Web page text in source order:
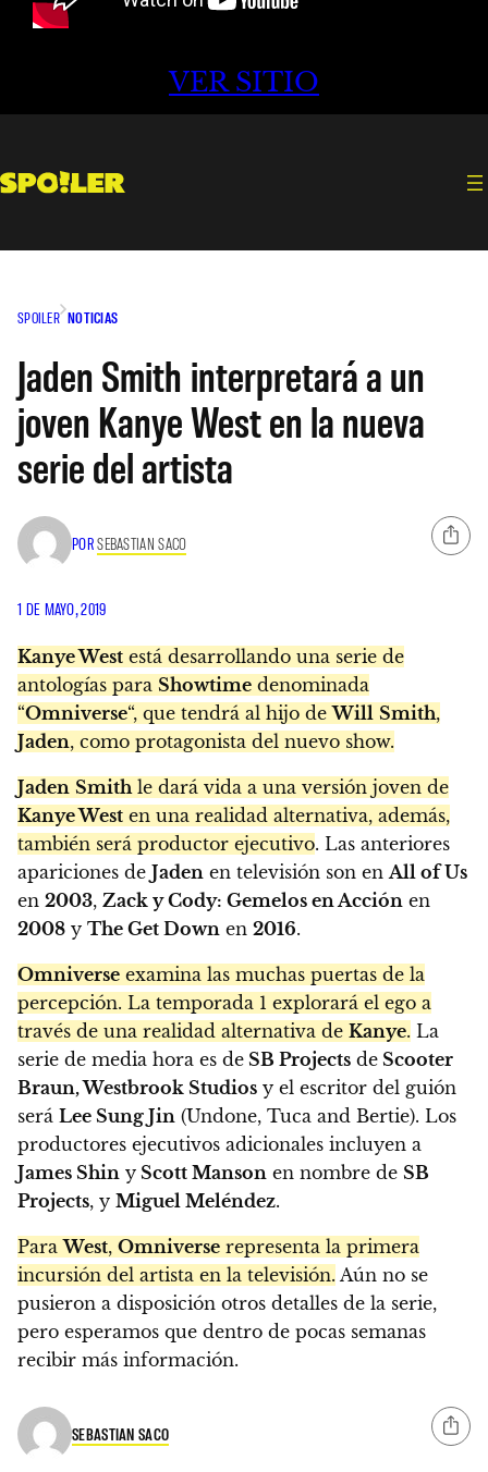
VER SITIO
SPOILER NOTICIAS
Jaden Smith interpretará a un
joven Kanye West en la nueva
serie del artista
PORSEBASTIAN SACO
1 DE MAYO, 2019
Kanye West está desarrollando una serie de
antologías para Showtime denominada
“Omniverse“, que tendrá al hijo deWill Smith,
Jaden, como protagonista del nuevo show.
Jaden Smith le dará vida a una versión joven de
Kanye West en una realidad alternativa, además,
también será productor ejecutivo. Las anteriores
apariciones de Jaden en televisión son en All of Us
en 2003, Zack y Cody: Gemelos en Acción en
2008 y The Get Down en 2016.
Omniverse examina las muchas puertas de la
percepción. La temporada 1 explorará el ego a
través de una realidad alternativa de Kanye. La
serie de media hora es de SB Projects de Scooter
Braun, Westbrook Studios y el escritor del guión
será Lee Sung Jin (Undone, Tuca and Bertie). Los
productores ejecutivos adicionales incluyen a
James Shin y Scott Manson en nombre de SB
Projects, y Miguel Meléndez.
ParaWest, Omniverse representa la primera
incursión del artista en la televisión. Aún no se
pusieron a disposición otros detalles de la serie,
pero esperamos que dentro de pocas semanas
recibir más información.
SEBASTIAN SACO